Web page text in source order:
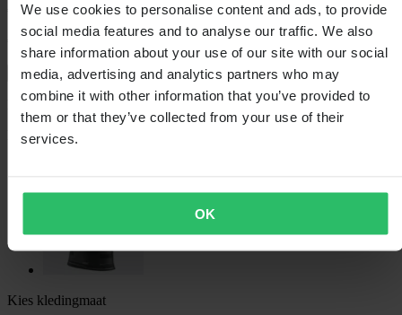
We use cookies to personalise content and ads, to provide
social media features and to analyse our traffic. We also
share information about your use of our site with our social
media, advertising and analytics partners who may
combine it with other information that you’ve provided to
them or that they’ve collected from your use of their
services.
OK
€ 358,99
€ 399,00 Je bespaart € 40,01
Laagsteprijsgarantie
Beperkte voorraad - nog maar 15 over
Kleur
Kies kledingmaat